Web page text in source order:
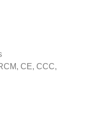
CE, CCC,